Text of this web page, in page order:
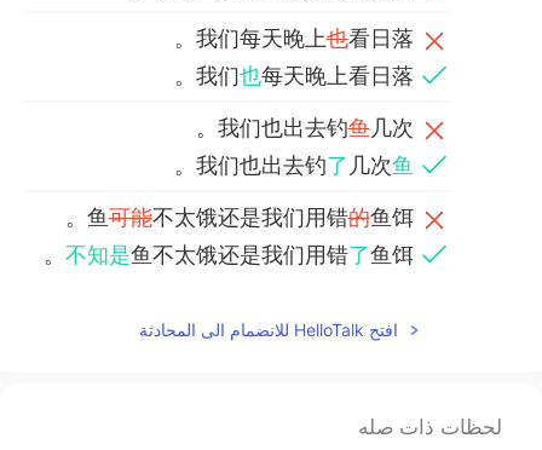
我们每天晚上也看日落。
我们也每天晚上看日落。
我们也出去钓鱼几次。
我们也出去钓了 几次鱼
。
鱼可能不太饿还是我们用错的鱼饵。
不知是鱼不太饿还是我们用错了鱼饵。
EN
婚姻周年。
افتح HelloTalk للانضمام الى المحادثة
لحظات ذات صله